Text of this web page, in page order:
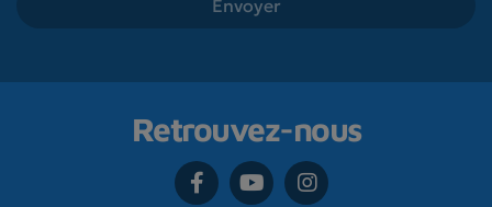
Retrouvez-nous